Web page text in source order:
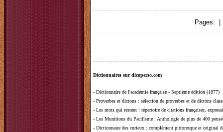
Pages: |
Dictionnaires sur dicoperso.com
- Dictionnaire de l'académie française - Septième édition (1877)
- Proverbes et dictons : sélection de proverbes et de dictons
- Les mots qui restent : répertoire de citations françaises,
- Les Munitions du Pacifisme : Anthologie de plus de 400
- Dictionnaire des curieux : complément pittoresque et original